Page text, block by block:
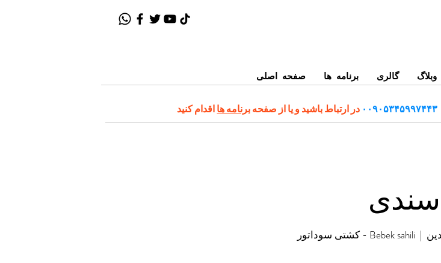
۰۰۹۰۵۳۴۵۹۹۷۴۴۳ در ارتباط باشید و یا از صفحه برنامه ها
صفحه اصلی برنامه ها گالری وبلاگ
سندی
  |
Bebek sahili - کشتی سوداتور